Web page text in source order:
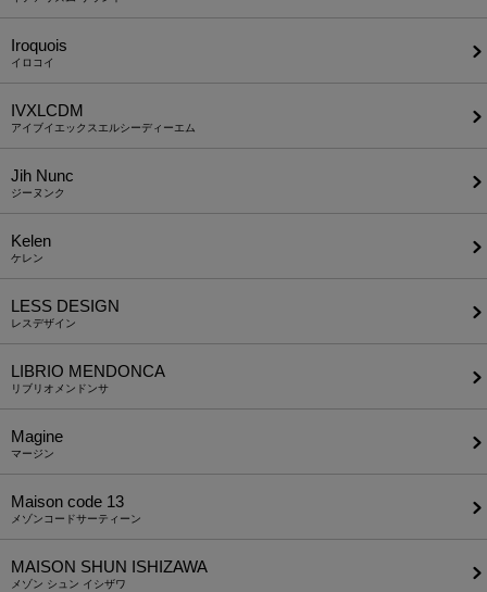
Iroquois
イロコイ
IVXLCDM
アイブイエックスエルシーディーエム
Jih Nunc
ジーヌンク
Kelen
ケレン
LESS DESIGN
レスデザイン
LIBRIO MENDONCA
リブリオメンドンサ
Magine
マージン
Maison code 13
メゾンコードサーティーン
MAISON SHUN ISHIZAWA
メゾン シュン イシザワ